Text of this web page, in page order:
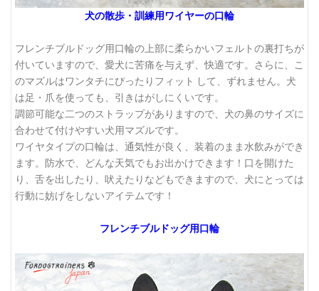
犬の散歩・訓練用ワイヤーの口輪
フレンチブルドッグ用口輪の上部に柔らかいフェルトの裏打ちが
付いていますので、愛犬に苦痛を与えず、快適です。さらに、こ
のマズルはワンタチにぴったりフィット して、ずれません。犬
は足・爪を使っても、引きはがしにくいです。
調節可能な二つのストラップがありますので、犬の鼻のサイズに
合わせて付けやすい犬用マズルです。
ワイヤタイプの口輪は、通気性が良く、装着のまま水飲みができ
ます。防水で、どんな天気でもお出かけできます！口を開けた
り、舌を出したり、吠えたりなどもできますので、犬にとっては
行動に妨げをしないアイテムです！
フレンチブルドッグ用口輪